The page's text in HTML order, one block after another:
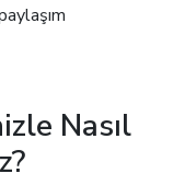
Nasıl